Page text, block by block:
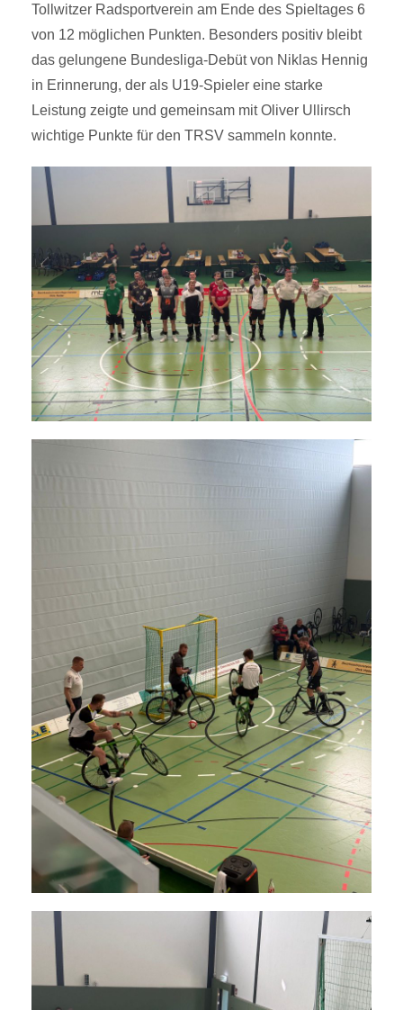
Tollwitzer Radsportverein am Ende des Spieltages 6
von 12 möglichen Punkten. Besonders positiv bleibt
das gelungene Bundesliga-Debüt von Niklas Hennig
in Erinnerung, der als U19-Spieler eine starke
Leistung zeigte und gemeinsam mit Oliver Ullirsch
wichtige Punkte für den TRSV sammeln konnte.